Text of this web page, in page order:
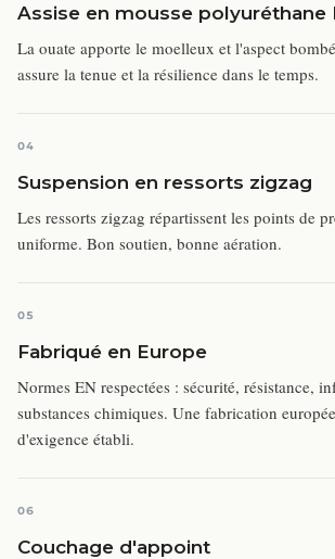
Assise en mousse polyuréthane
La ouate apporte le moelleux et l'aspect
assure la tenue et la résilience dans le temps.
04
Suspension en ressorts zigzag
Les ressorts zigzag répartissent les points de
uniforme. Bon soutien, bonne aération.
05
Fabriqué en Europe
Normes EN respectées : sécurité, résistance,
substances chimiques. Une fabrication
d'exigence établi.
06
Couchage d'appoint